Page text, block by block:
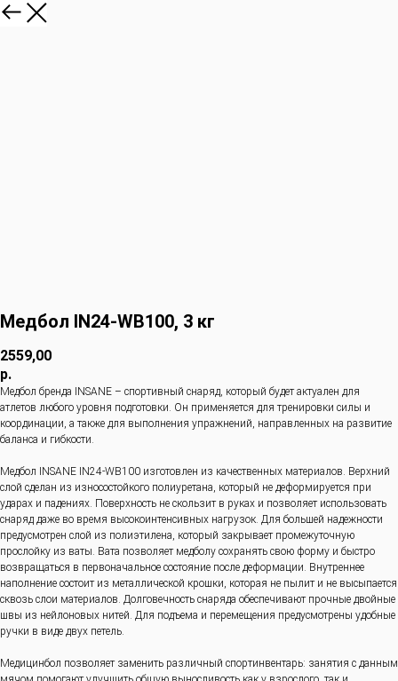
Медбол IN24-WB100, 3 кг
2559,00
р.
Медбол бренда INSANE – спортивный снаряд, который будет актуален для
атлетов любого уровня подготовки. Он применяется для тренировки силы и
координации, а также для выполнения упражнений, направленных на развитие
баланса и гибкости.
Медбол INSANE IN24-WB100 изготовлен из качественных материалов. Верхний
слой сделан из износостойкого полиуретана, который не деформируется при
ударах и падениях. Поверхность не скользит в руках и позволяет использовать
снаряд даже во время высокоинтенсивных нагрузок. Для большей надежности
предусмотрен слой из полиэтилена, который закрывает промежуточную
прослойку из ваты. Вата позволяет медболу сохранять свою форму и быстро
возвращаться в первоначальное состояние после деформации. Внутреннее
наполнение состоит из металлической крошки, которая не пылит и не высыпается
сквозь слои материалов. Долговечность снаряда обеспечивают прочные двойные
швы из нейлоновых нитей. Для подъема и перемещения предусмотрены удобные
ручки в виде двух петель.
Медицинбол позволяет заменить различный спортинвентарь: занятия с данным